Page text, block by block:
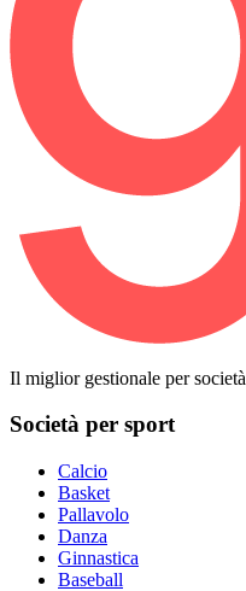
Il miglior gestionale per
Società per sport
Calcio
Basket
Pallavolo
Danza
Ginnastica
Baseball